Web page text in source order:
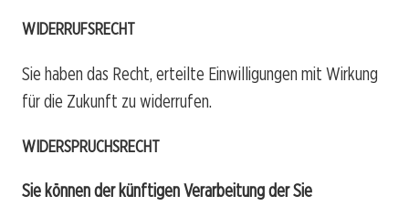
WIDERRUFSRECHT
Sie haben das Recht, erteilte Einwilligungen mit Wirkung
für die Zukunft zu widerrufen.
WIDERSPRUCHSRECHT
Sie können der künftigen Verarbeitung der Sie